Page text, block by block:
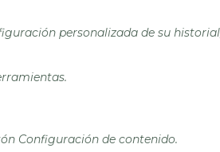
personalizada de su
Configuración de contenido.